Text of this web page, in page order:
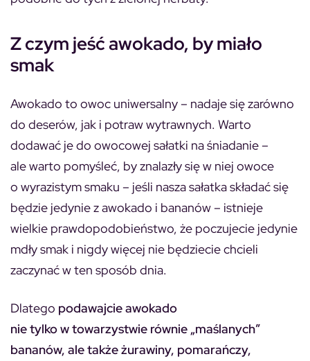
Z czym jeść awokado, by miało
smak
Awokado to owoc uniwersalny – nadaje się zarówno
do deserów, jak i potraw wytrawnych. Warto
dodawać je do owocowej sałatki na śniadanie –
ale warto pomyśleć, by znalazły się w niej owoce
o wyrazistym smaku – jeśli nasza sałatka składać się
będzie jedynie z awokado i bananów – istnieje
wielkie prawdopodobieństwo, że poczujecie jedynie
mdły smak i nigdy więcej nie będziecie chcieli
zaczynać w ten sposób dnia.
Dlatego podawajcie awokado
nie tylko w towarzystwie równie „maślanych”
bananów, ale także żurawiny, pomarańczy,